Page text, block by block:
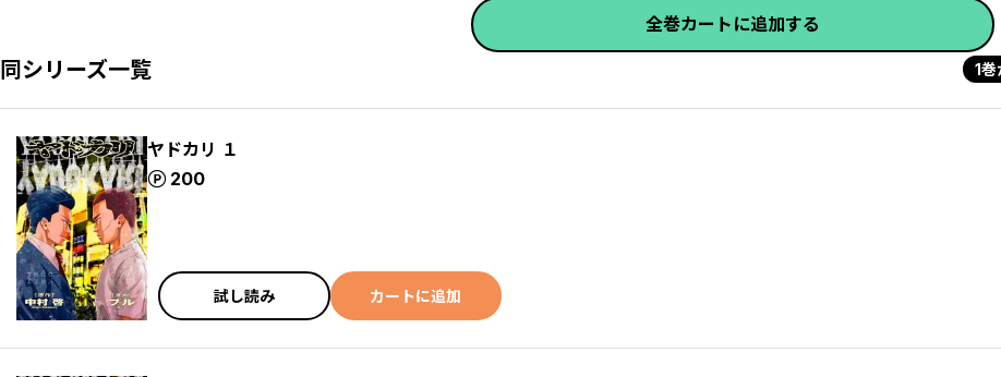
全巻カートに追加する
同シリーズ一覧 1巻
ヤドカリ １
200
ポイント
試し読み カートに追加